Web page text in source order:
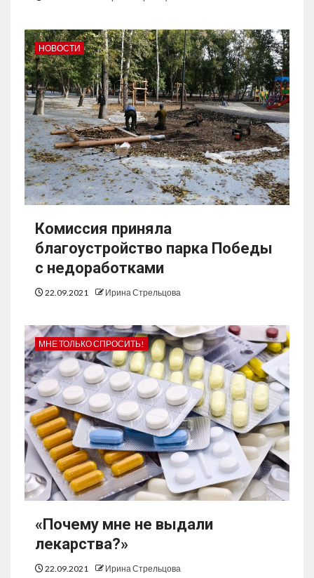
НОВОСТИ
Комиссия приняла
благоустройство парка Победы
с недоработками
22.09.2021 Ирина Стрельцова
МНЕ ТОЛЬКО СПРОСИТЬ!
«Почему мне не выдали
лекарства?»
22.09.2021 Ирина Стрельцова